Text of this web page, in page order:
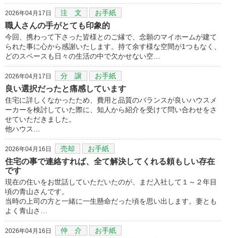
2026年04月17日 注 文 お手紙
職人さんの手がとても印象的
今回、携わって下さった皆様とのご縁で、念願のマイホームが建て
られた事に心から感謝いたします。持て余す様な空間が1つもなく、
どのスペースも日々の生活の中で欠かせない空…
2026年04月17日 分 譲 お手紙
良い選択だったと痛感しています
住宅に詳しくなかったため、費用と品質のバランスが良いハウスメ
ーカーを検討していた際に、知人から紹介を受けて問い合わせをさ
せていただきました。
他ハウス…
2026年04月16日 売却 お手紙
住宅の事で連絡すれば、全て解決してくれる頼もしい存在
です
現在の住いをお世話していただいたのが、まだ入社して１～２年目
頃の青山さんです。
当時の上司の方と一緒に一生懸命だった頃を思い出します。妻とも
よく青山さ…
2026年04月16日 仲 介 お手紙